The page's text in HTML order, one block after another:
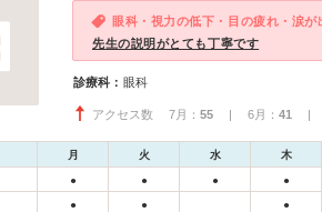
眼科・視力の低下・目の疲れ・涙
先生の説明がとても丁寧です
診療科： 眼科
アクセス数 7月： 55 | 6月： 41 |
月 火 水 木
● ● ● ●
● ● ●